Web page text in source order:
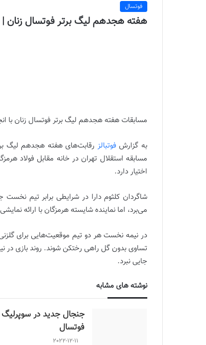
فوتسال
هفته هجدهم لیگ برتر فوتسال زنان |
مسابقات هفته هجدهم لیگ برتر فوتسال زنان با
به گزارش فوتبالز
مسابقه استقلال تهران در خانه مقابل فولاد
اختیار دارد.
شاگردان کلثوم دارا در شرایطی برابر تیم
می‌برد، اما نماینده شایسته هرمزگان با ارائه
در نیمه نخست هر دو تیم موقعیت‌هایی برای
تساوی بدون گل راهی رختکن شوند. روند بازی در
جایی نبرد.
نوشته های مشابه
جنجال جدید در سوپرلیگ
فوتسال
2022-12-11